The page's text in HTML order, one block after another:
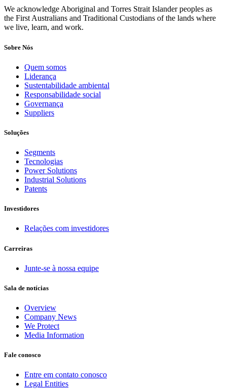
We acknowledge Aboriginal and Torres Strait Islander peoples as
the First Australians and Traditional Custodians of the lands where
we live, learn, and work.
Sobre Nós
Quem somos
Liderança
Sustentabilidade ambiental
Responsabilidade social
Governança
Suppliers
Soluções
Segments
Tecnologias
Power Solutions
Industrial Solutions
Patents
Investidores
Relações com investidores
Carreiras
Junte-se à nossa equipe
Sala de notícias
Overview
Company News
We Protect
Media Information
Fale conosco
Entre em contato conosco
Legal Entities